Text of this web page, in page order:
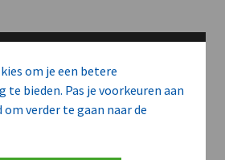
om je een betere
te bieden. Pas je voorkeuren aan
verder te gaan naar de